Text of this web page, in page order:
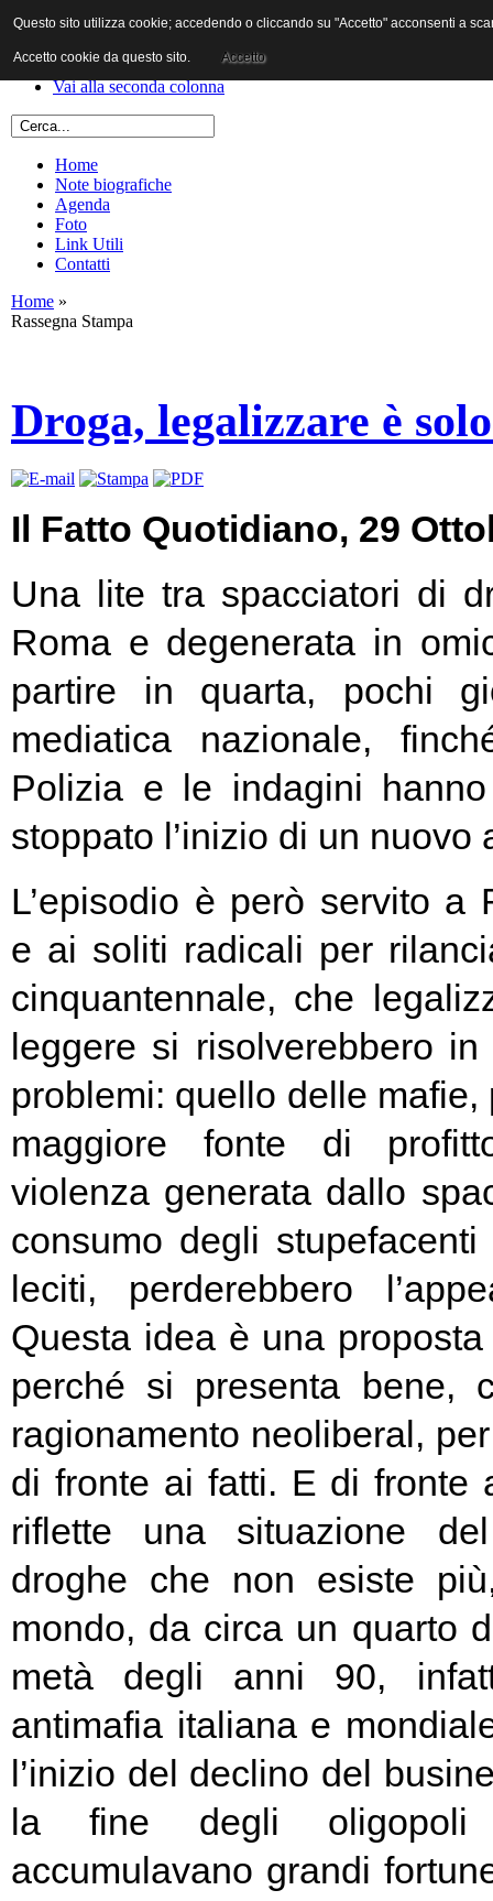
Vai al contenuto
Vai alla prima colonna
Vai alla seconda colonna
Home
Note biografiche
Agenda
Foto
Link Utili
Contatti
Home »
Rassegna Stampa
Droga, legalizzare è
Il Fatto Quotidiano, 29
Una lite tra spacciatori di
Roma e degenerata in
partire in quarta, pochi
mediatica nazionale,
Polizia e le indagini hanno
stoppato l’inizio di un nuovo
L’episodio è però servito a
e ai soliti radicali per
cinquantennale, che
leggere si risolverebbero
problemi: quello delle
maggiore fonte di
violenza generata dallo
consumo degli
leciti, perderebbero
Questa idea è una
perché si presenta bene,
ragionamento neoliberal,
di fronte ai fatti. E di fronte
riflette una situazione
droghe che non esiste
mondo, da circa un quarto
metà degli anni 90,
antimafia italiana e
l’inizio del declino del
la fine degli oligopoli
accumulavano grandi
Questo sito utilizza cookie; accedendo o cliccando su "Accetto" acconsenti a
Accetto cookie da questo sito. Accetto